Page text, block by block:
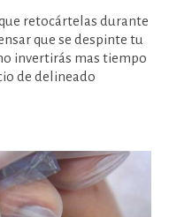
retocártelas durante
que se despinte tu
invertirás mas tiempo
de delineado